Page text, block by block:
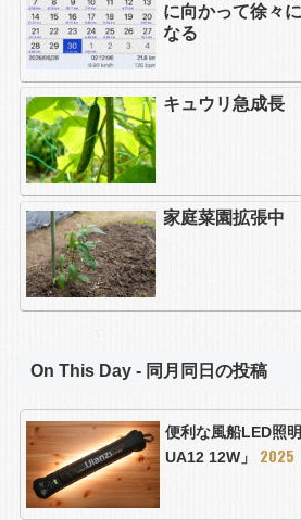
に向かって徐々
なる
キュウリ急成長
家庭菜園拡張中
On This Day - 同月同日の投稿
便利な風船LED照
UA12 12W」 2025